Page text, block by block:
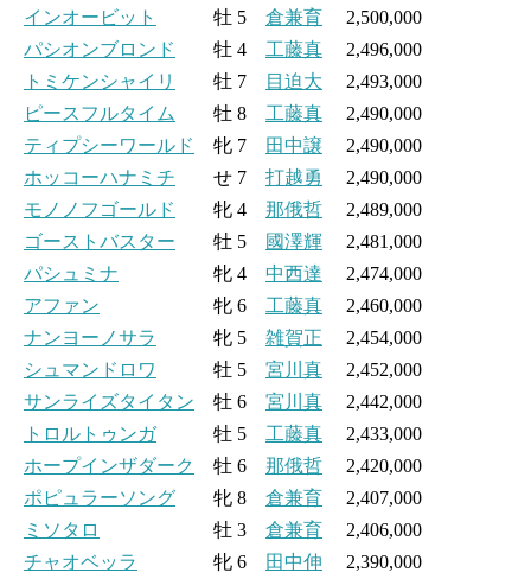
インオービット
牡 5 倉兼育 2,500,000
パシオンブロンド
牡 4 工藤真 2,496,000
トミケンシャイリ
牡 7 目迫大 2,493,000
ピースフルタイム
牡 8 工藤真 2,490,000
ティプシーワールド
牝 7 田中譲 2,490,000
ホッコーハナミチ せ 7 打越勇
2,490,000
モノノフゴールド
牝 4 那俄哲 2,489,000
ゴーストバスター 牡 5 國澤輝 2,481,000
パシュミナ 牝 4 中西達 2,474,000
アファン 牝 6 工藤真 2,460,000
ナンヨーノサラ
牝 5 雑賀正 2,454,000
シュマンドロワ
牡 5 宮川真 2,452,000
サンライズタイタン 牡 6 宮川真 2,442,000
トロルトゥンガ牡 5 工藤真 2,433,000
ホープインザダーク
牡 6 那俄哲 2,420,000
ポピュラーソング 牝 8 倉兼育 2,407,000
ミソタロ
牡 3 倉兼育 2,406,000
チャオベッラ
牝 6 田中伸 2,390,000